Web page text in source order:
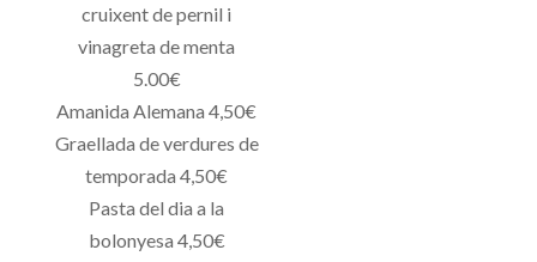
cruixent de pernil i
vinagreta de menta
5.00€
Amanida Alemana 4,50€
Graellada de verdures de
temporada 4,50€
Pasta del dia a la
bolonyesa 4,50€